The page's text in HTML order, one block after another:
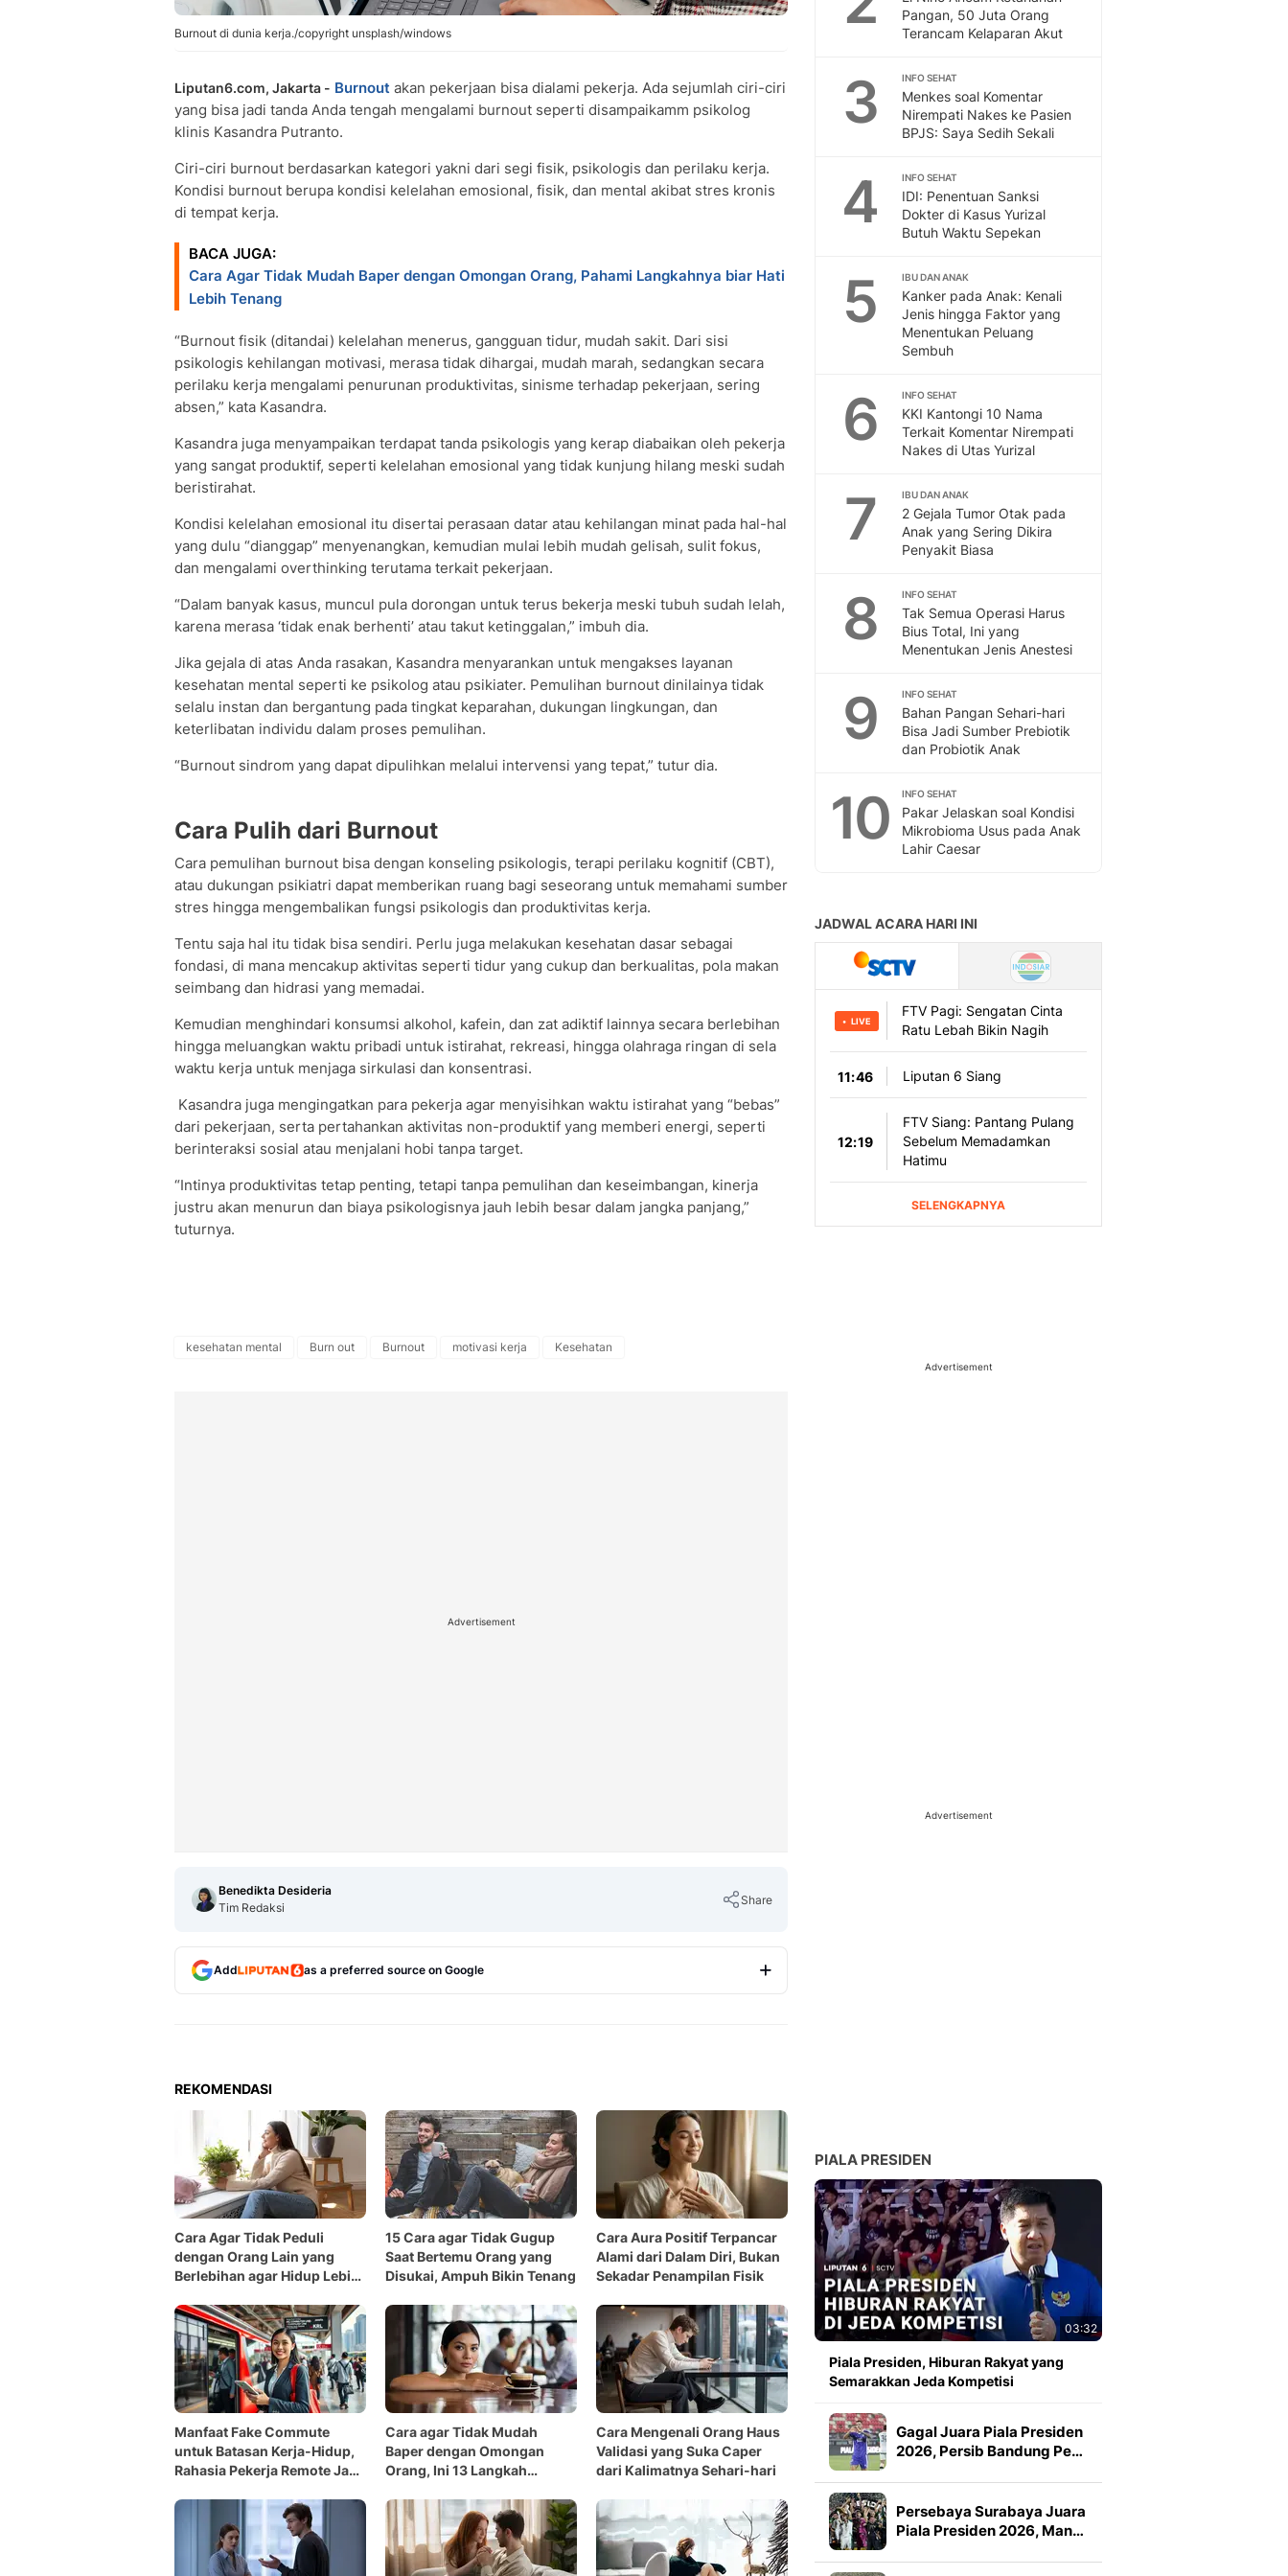
Burnout di dunia kerja./copyright unsplash/windows
Liputan6.com, Jakarta - Burnout akan pekerjaan bisa dialami pekerja. Ada sejumlah ciri-ciri
yang bisa jadi tanda Anda tengah mengalami burnout seperti disampaikamm psikolog
klinis Kasandra Putranto.
Ciri-ciri burnout berdasarkan kategori yakni dari segi fisik, psikologis dan perilaku kerja.
Kondisi burnout berupa kondisi kelelahan emosional, fisik, dan mental akibat stres kronis
di tempat kerja.
BACA JUGA:
Cara Agar Tidak Mudah Baper dengan Omongan Orang, Pahami Langkahnya biar Hati
Lebih Tenang
“Burnout fisik (ditandai) kelelahan menerus, gangguan tidur, mudah sakit. Dari sisi
psikologis kehilangan motivasi, merasa tidak dihargai, mudah marah, sedangkan secara
perilaku kerja mengalami penurunan produktivitas, sinisme terhadap pekerjaan, sering
absen,” kata Kasandra.
Kasandra juga menyampaikan terdapat tanda psikologis yang kerap diabaikan oleh pekerja
yang sangat produktif, seperti kelelahan emosional yang tidak kunjung hilang meski sudah
beristirahat.
Kondisi kelelahan emosional itu disertai perasaan datar atau kehilangan minat pada hal-hal
yang dulu “dianggap” menyenangkan, kemudian mulai lebih mudah gelisah, sulit fokus,
dan mengalami overthinking terutama terkait pekerjaan.
“Dalam banyak kasus, muncul pula dorongan untuk terus bekerja meski tubuh sudah lelah,
karena merasa ‘tidak enak berhenti’ atau takut ketinggalan,” imbuh dia.
Jika gejala di atas Anda rasakan, Kasandra menyarankan untuk mengakses layanan
kesehatan mental seperti ke psikolog atau psikiater. Pemulihan burnout dinilainya tidak
selalu instan dan bergantung pada tingkat keparahan, dukungan lingkungan, dan
keterlibatan individu dalam proses pemulihan.
“Burnout sindrom yang dapat dipulihkan melalui intervensi yang tepat,” tutur dia.
Cara Pulih dari Burnout
Cara pemulihan burnout bisa dengan konseling psikologis, terapi perilaku kognitif (CBT),
atau dukungan psikiatri dapat memberikan ruang bagi seseorang untuk memahami sumber
stres hingga mengembalikan fungsi psikologis dan produktivitas kerja.
Tentu saja hal itu tidak bisa sendiri. Perlu juga melakukan kesehatan dasar sebagai
fondasi, di mana mencakup aktivitas seperti tidur yang cukup dan berkualitas, pola makan
seimbang dan hidrasi yang memadai.
Kemudian menghindari konsumsi alkohol, kafein, dan zat adiktif lainnya secara berlebihan
hingga meluangkan waktu pribadi untuk istirahat, rekreasi, hingga olahraga ringan di sela
waktu kerja untuk menjaga sirkulasi dan konsentrasi.
Kasandra juga mengingatkan para pekerja agar menyisihkan waktu istirahat yang “bebas”
dari pekerjaan, serta pertahankan aktivitas non-produktif yang memberi energi, seperti
berinteraksi sosial atau menjalani hobi tanpa target.
“Intinya produktivitas tetap penting, tetapi tanpa pemulihan dan keseimbangan, kinerja
justru akan menurun dan biaya psikologisnya jauh lebih besar dalam jangka panjang,”
tuturnya.
kesehatan mental Burn out Burnout motivasi kerja Kesehatan
Advertisement
Benedikta Desideria
Tim Redaksi
Share
Add as a preferred source on Google
REKOMENDASI
Cara Agar Tidak Peduli
dengan Orang Lain yang
Berlebihan agar Hidup Lebih
15 Cara agar Tidak Gugup
Saat Bertemu Orang yang
Disukai, Ampuh Bikin Tenang
Cara Aura Positif Terpancar
Alami dari Dalam Diri, Bukan
Sekadar Penampilan Fisik
Manfaat Fake Commute
untuk Batasan Kerja-Hidup,
Rahasia Pekerja Remote Jaga
Cara agar Tidak Mudah
Baper dengan Omongan
Orang, Ini 13 Langkah
Cara Mengenali Orang Haus
Validasi yang Suka Caper
dari Kalimatnya Sehari-hari
Pangan, 50 Juta Orang
Terancam Kelaparan Akut
3 INFO SEHAT
Menkes soal Komentar
Nirempati Nakes ke Pasien
BPJS: Saya Sedih Sekali
4 INFO SEHAT
IDI: Penentuan Sanksi
Dokter di Kasus Yurizal
Butuh Waktu Sepekan
5 IBU DAN ANAK
Kanker pada Anak: Kenali
Jenis hingga Faktor yang
Menentukan Peluang
Sembuh
6 INFO SEHAT
KKI Kantongi 10 Nama
Terkait Komentar Nirempati
Nakes di Utas Yurizal
7 IBU DAN ANAK
2 Gejala Tumor Otak pada
Anak yang Sering Dikira
Penyakit Biasa
8 INFO SEHAT
Tak Semua Operasi Harus
Bius Total, Ini yang
Menentukan Jenis Anestesi
9 INFO SEHAT
Bahan Pangan Sehari-hari
Bisa Jadi Sumber Prebiotik
dan Probiotik Anak
10 INFO SEHAT
Pakar Jelaskan soal Kondisi
Mikrobioma Usus pada Anak
Lahir Caesar
Advertisement
Advertisement
PIALA PRESIDEN
03:32
Piala Presiden, Hiburan Rakyat yang
Semarakkan Jeda Kompetisi
Gagal Juara Piala Presiden
2026, Persib Bandung Pe…
Persebaya Surabaya Juara
Piala Presiden 2026, Man…